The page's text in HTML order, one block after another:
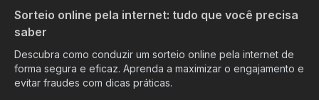
Sorteio online pela internet: tudo que você precisa
saber
Descubra como conduzir um sorteio online pela internet de
forma segura e eficaz. Aprenda a maximizar o engajamento e
evitar fraudes com dicas práticas.